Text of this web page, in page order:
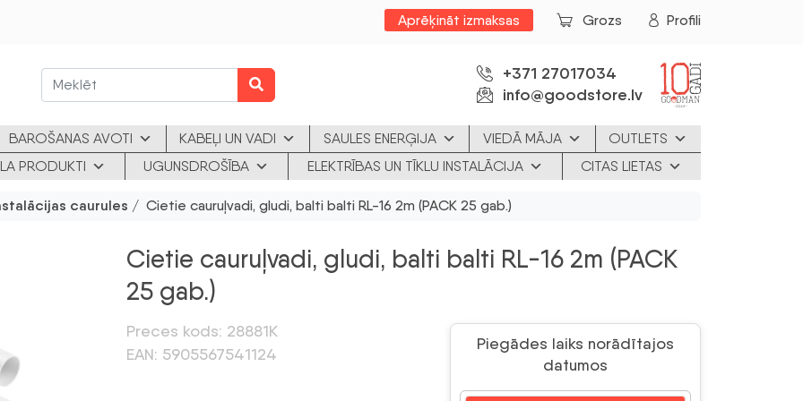
Aprēķināt izmaksas Grozs Profili
+371 27017034
info@goodstore.lv
BAROŠANAS AVOTI KABEĻI UN VADI SAULES ENERĢIJA VIEDĀ MĀJA
OUTLETS
PRODUKTI UGUNSDROŠĪBA ELEKTRĪBAS UN TĪKLU INSTALĀCIJA CITAS LIETAS
caurules / Cietie cauruļvadi, gludi, balti balti RL-16 2m (PACK 25 gab.)
Cietie cauruļvadi, gludi, balti balti RL-16 2m (PACK
25 gab.)
Preces kods: 28881K
EAN: 5905567541124
Piegādes laiks norādītajos
datumos